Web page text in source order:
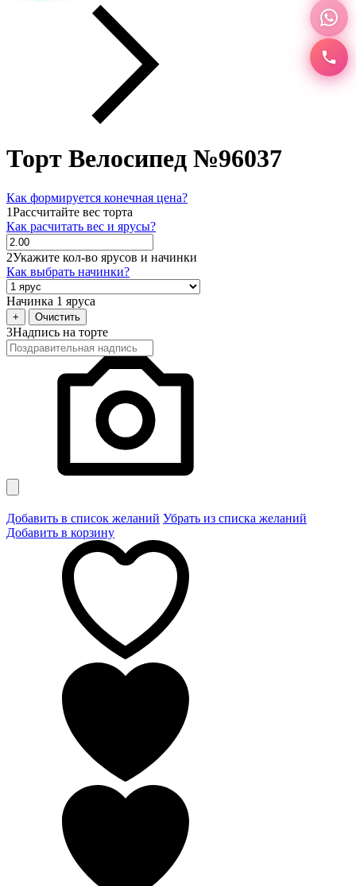
Торт Велосипед №96037
Как формируется конечная цена?
1Рассчитайте вес торта
Как расчитать вес и ярусы?
2Укажите кол-во ярусов и начинки
Как выбрать начинки?
Начинка 1 яруса
+ Очистить
3Надпись на торте
Добавить в список желаний Убрать из списка желаний
Добавить в корзину